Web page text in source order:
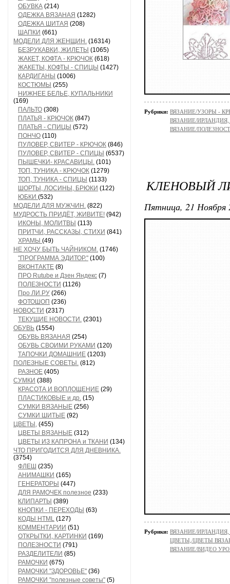
ОБУВКА (214)
ОДЕЖКА ВЯЗАНАЯ (1282)
ОДЕЖКА ШИТАЯ (208)
ШАПКИ (661)
МОДЕЛИ ДЛЯ ЖЕНЩИН. (16314)
БЕЗРУКАВКИ, ЖИЛЕТЫ (1065)
ЖАКЕТ, КОФТА - КРЮЧОК (618)
ЖАКЕТЫ, КОФТЫ - СПИЦЫ (1427)
КАРДИГАНЫ (1006)
КОСТЮМЫ (255)
НИЖНЕЕ БЕЛЬЕ, КУПАЛЬНИКИ
(169)
ПАЛЬТО (308)
ПЛАТЬЯ - КРЮЧОК (847)
ПЛАТЬЯ - СПИЦЫ (572)
ПОНЧО (110)
ПУЛОВЕР, СВИТЕР - КРЮЧОК (846)
ПУЛОВЕР, СВИТЕР - СПИЦЫ (6537)
ПЫШЕЧКИ- КРАСАВИЦЫ. (101)
ТОП, ТУНИКА - КРЮЧОК (1279)
ТОП, ТУНИКА - СПИЦЫ (1133)
ШОРТЫ, ЛОСИНЫ, БРЮКИ (122)
ЮБКИ (532)
МОДЕЛИ ДЛЯ МУЖЧИН. (822)
МУДРОСТЬ ПРИДЁТ, ЖИВИТЕ! (942)
ИКОНЫ, МОЛИТВЫ (113)
ПРИТЧИ, РАССКАЗЫ, СТИХИ (841)
ХРАМЫ (49)
НЕ ХОЧУ БЫТЬ ЧАЙНИКОМ. (1746)
"ПРОГРАММА ЭДИТОР." (100)
ВКОНТАКТЕ (8)
ПРО Rutube и Дзен Яндекс (7)
ПОЛЕЗНОСТИ (1126)
Про ЛИ.РУ (266)
ФОТОШОП (236)
НОВОСТИ (2317)
ТЕКУЩИЕ НОВОСТИ. (2301)
ОБУВЬ (1554)
ОБУВЬ ВЯЗАНАЯ (254)
ОБУВЬ СВОИМИ РУКАМИ (120)
ТАПОЧКИ ДОМАШНИЕ (1203)
ПОЛЕЗНЫЕ СОВЕТЫ. (812)
РАЗНОЕ (405)
СУМКИ (388)
КРАСОТА И ВОПЛОЩЕНИЕ (29)
ПЛАСТИКОВЫЕ и др. (15)
СУМКИ ВЯЗАНЫЕ (256)
СУМКИ ШИТЫЕ (92)
ЦВЕТЫ, (455)
ЦВЕТЫ ВЯЗАНЫЕ (312)
ЦВЕТЫ ИЗ КАПРОНА и ТКАНИ (134)
ЧТО ПРИГОДИТСЯ ДЛЯ ДНЕВНИКА.
(3754)
ФЛЕШ (235)
АНИМАШКИ (165)
ГЕНЕРАТОРЫ (447)
ДЛЯ РАМОЧЕК полезное (233)
КЛИПАРТЫ (389)
КНОПКИ - ПЕРЕХОДЫ (63)
КОДЫ HTML (127)
КОММЕНТАРИИ (51)
ОТКРЫТКИ, КАРТИНКИ (169)
ПОЛЕЗНОСТИ (791)
РАЗДЕЛИТЕЛИ (85)
РАМОЧКИ (675)
РАМОЧКИ "ЗДОРОВЬЕ" (36)
РАМОЧКИ "полезные советы" (5)
Рубрики: ВЯЗАНИЕ/УЗОРЫ -
ВЯЗАНИЕ/
ВЯЗАНИЕ/
КЛЕНОВЫЙ
Пятница, 21 Ноября
Рубрики: ВЯЗАНИЕ/
ЦВЕТЫ,/ЦВЕТЫ
ВЯЗАНИЕ/ВИДЕО